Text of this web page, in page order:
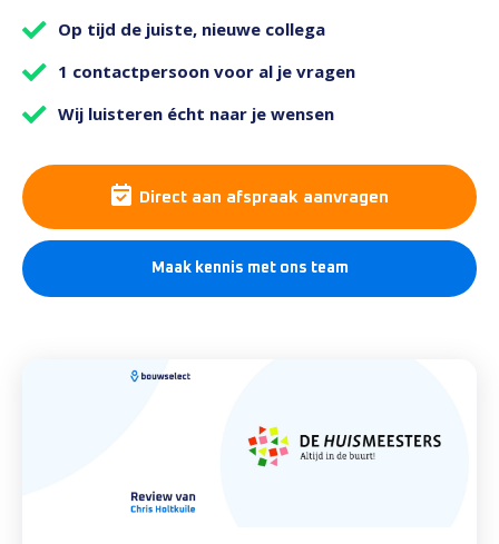
Op tijd de juiste, nieuwe collega
1 contactpersoon voor al je vragen
Wij luisteren écht naar je wensen
Direct aan afspraak aanvragen
Maak kennis met ons team